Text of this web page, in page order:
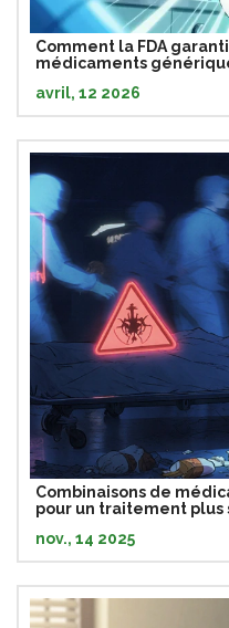
Comment la FDA
médicaments
avril, 12 2026
Combinaisons de
pour un traitement plus
nov., 14 2025